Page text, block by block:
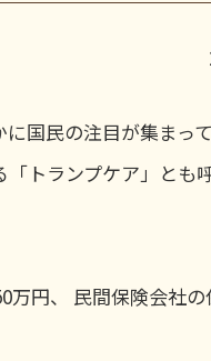
国民の注目が集まって
トランプケア」とも
円、 民間保険会社